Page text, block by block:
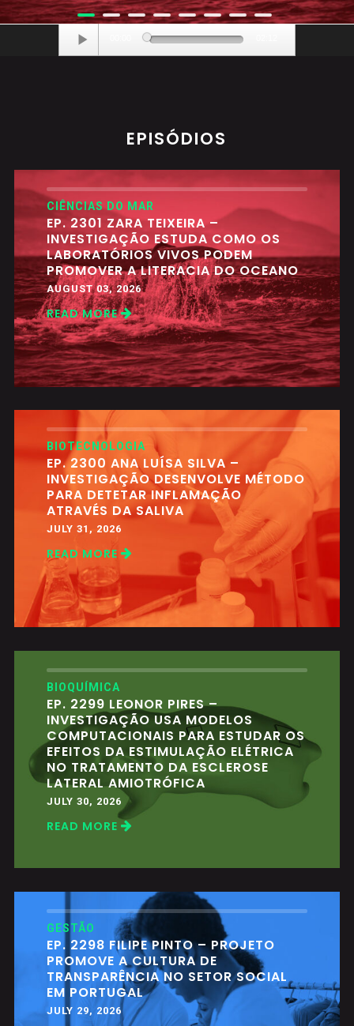
Player
Player
Player
Player
Player
Player
Player
Player
EPISÓDIOS
CIÊNCIAS DO MAR
EP. 2301 ZARA TEIXEIRA –
INVESTIGAÇÃO ESTUDA COMO OS
LABORATÓRIOS VIVOS PODEM
PROMOVER A LITERACIA DO OCEANO
AUGUST 03, 2026
READ MORE
BIOTECNOLOGIA
EP. 2300 ANA LUÍSA SILVA –
INVESTIGAÇÃO DESENVOLVE MÉTODO
PARA DETETAR INFLAMAÇÃO
ATRAVÉS DA SALIVA
JULY 31, 2026
READ MORE
BIOQUÍMICA
EP. 2299 LEONOR PIRES –
INVESTIGAÇÃO USA MODELOS
COMPUTACIONAIS PARA ESTUDAR OS
EFEITOS DA ESTIMULAÇÃO ELÉTRICA
NO TRATAMENTO DA ESCLEROSE
LATERAL AMIOTRÓFICA
JULY 30, 2026
READ MORE
GESTÃO
EP. 2298 FILIPE PINTO – PROJETO
PROMOVE A CULTURA DE
TRANSPARÊNCIA NO SETOR SOCIAL
EM PORTUGAL
JULY 29, 2026